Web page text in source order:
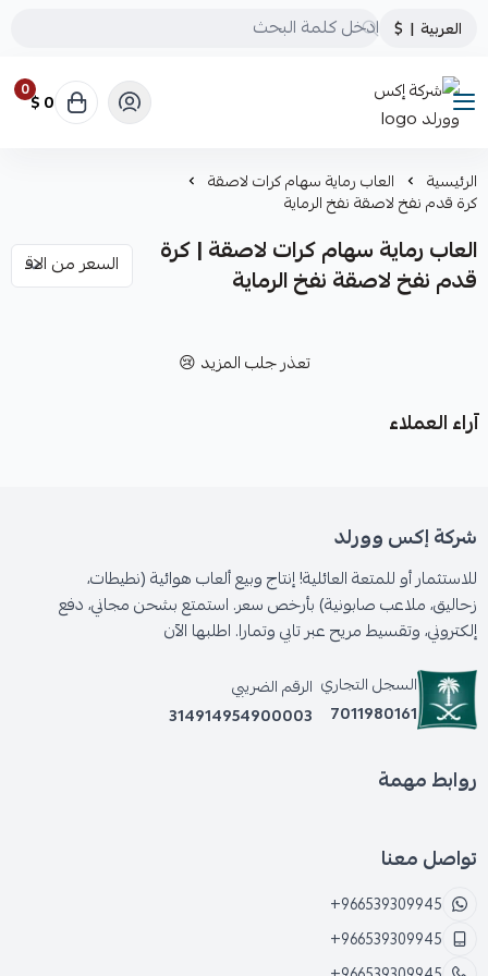
العربية |
$
شركة إكس وورلد
0 0 $
الرئيسية العاب رماية سهام كرات لاصقة
كرة قدم نفخ لاصقة نفخ الرماية
العاب رماية سهام كرات لاصقة | كرة
قدم نفخ لاصقة نفخ الرماية
تعذر جلب المزيد 😢
آراء العملاء
شركة إكس وورلد
للاستثمار أو للمتعة العائلية! إنتاج وبيع ألعاب هوائية (نطيطات،
زحاليق، ملاعب صابونية) بأرخص سعر. استمتع بشحن مجاني، دفع
إلكتروني، وتقسيط مريح عبر تابي وتمارا. اطلبها الآن
السجل التجاري
7011980161
الرقم الضريبي
314914954900003
روابط مهمة
تواصل معنا
+966539309945
+966539309945